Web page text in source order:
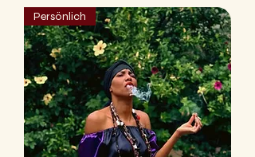
Persönlich